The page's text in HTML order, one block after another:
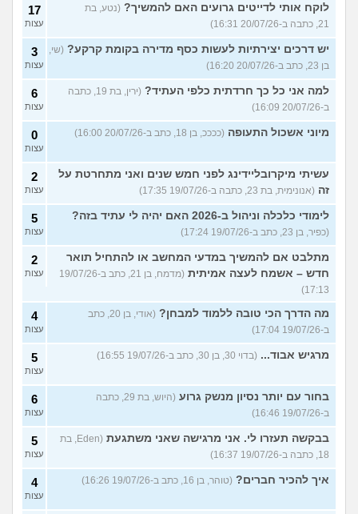
לוקח אותי לדייטים גרועים האם להמשיך? (נטע, בת
21, כתבה ב-20/07/26 16:31)
17
עצות
יש דרכים יצירתיות לעשות כסף מדירה בקומת קרקע? (שי,
בן 23, כתב ב-20/07/26 16:20)
3
עצות
למה אני כל כך חרדתית כלפי העתיד?
(ירין, בת 19, כתבה
ב-20/07/26 16:09)
6
עצות
מיוני אשכול התעופה (ככככ, בן 18, כתב ב-20/07/26 16:00) 0
עצות
עשיתי מיקרובליידינג לפני חמש שנים ואני מתחרטת על
זה (אנונימית, בת 23, כתבה ב-19/07/26 17:35)
2
עצות
לימודי כלכלה וניהול ב-2026 האם יהיה לי עתיד בזה?
(כפיר, בן 23, כתב ב-19/07/26 17:24)
5
עצות
מתלבט אם להמשיך במדעי המחשב או להתחיל תואר
חדש – אשמח לעצה אמיתית
(מדמח, בן 21, כתב ב-19/07/26
17:13)
2
עצות
מה הדרך הכי טובה ללמוד למבחן?
(אודי, בן 20, כתב
ב-19/07/26 17:04)
4
עצות
מרגיש אבוד... (בדוי 30, בן 30, כתב ב-19/07/26 16:55) 5
עצות
בחור עם יותר נסיון מנשק גרוע
(היוש, בת 29, כתבה
ב-19/07/26 16:46)
6
עצות
בבקשה תעזרו לי. אני מרגישה שאני משתגעת
(Eden, בת
18, כתבה ב-19/07/26 16:37)
5
עצות
איך להכיר חברים? (טוהר, בן 16, כתב ב-19/07/26 16:26) 4
עצות